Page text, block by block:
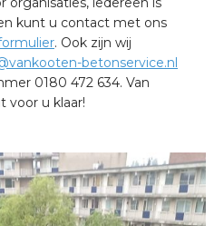
kunt u contact met ons
. Ook zijn wij
betonservice.nl
0180 472 634. Van
voor u klaar!